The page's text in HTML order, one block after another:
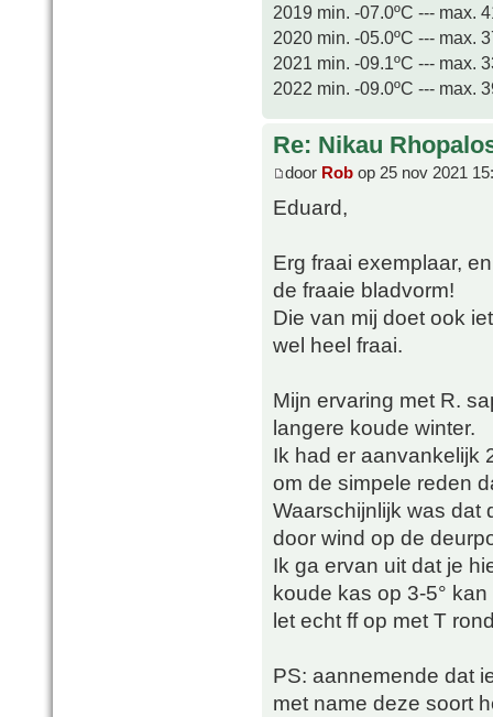
2019 min. -07.0ºC --- max.
2020 min. -05.0ºC --- max.
2021 min. -09.1ºC --- max.
2022 min. -09.0ºC --- max.
Re: Nikau
door Rob op 25 nov 2021
Eduard,
Erg fraai exemplaar,
de fraaie bladvorm!
Die van mij doet ook
wel heel fraai.
Mijn ervaring met R.
langere koude winter.
Ik had er aanvankelijk
om de simpele reden
Waarschijnlijk was dat
door wind op de
Ik ga ervan uit dat je
koude kas op 3-5°
let echt ff op met T
PS: aannemende dat
met name deze soort